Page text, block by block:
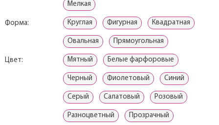
Мелкая
Форма: Круглая Фигурная Квадратная
Овальная Прямоугольная
Цвет: Мятный Белые фарфоровые
Черный Фиолетовый Синий
Серый Салатовый Розовый
Разноцветный Прозрачный